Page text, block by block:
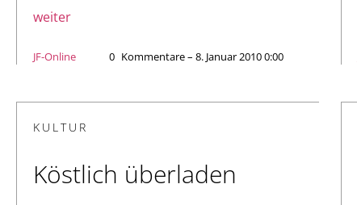
weiter
JF-Online 0 Kommentare – 8. Januar 2010 0:00
KULTUR
Köstlich überladen